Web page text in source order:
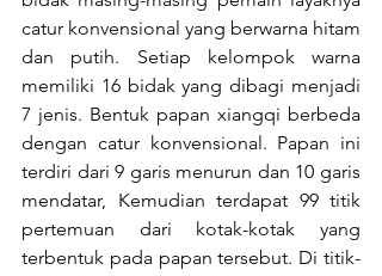
catur konvensional yang berwarna hitam
dan putih. Setiap kelompok warna
memiliki 16 bidak yang dibagi menjadi
7 jenis. Bentuk papan xiangqi berbeda
dengan catur konvensional. Papan ini
terdiri dari 9 garis menurun dan 10 garis
mendatar, Kemudian terdapat 99 titik
pertemuan dari kotak-kotak yang
terbentuk pada papan tersebut. Di titik-